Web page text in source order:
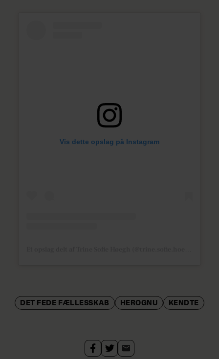
Vis dette opslag på Instagram
DET FEDE FÆLLESSKAB HEROGNU KENDTE